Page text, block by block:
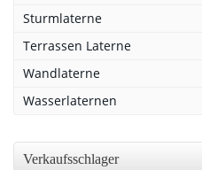
Sturmlaterne
Terrassen Laterne
Wandlaterne
Wasserlaternen
Verkaufsschlager